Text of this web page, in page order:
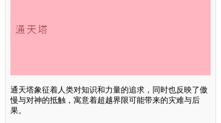
通天塔象征着人类对知识和力量的追求，同时也反映了傲
慢与对神的抵触，寓意着超越界限可能带来的灾难与后
果。